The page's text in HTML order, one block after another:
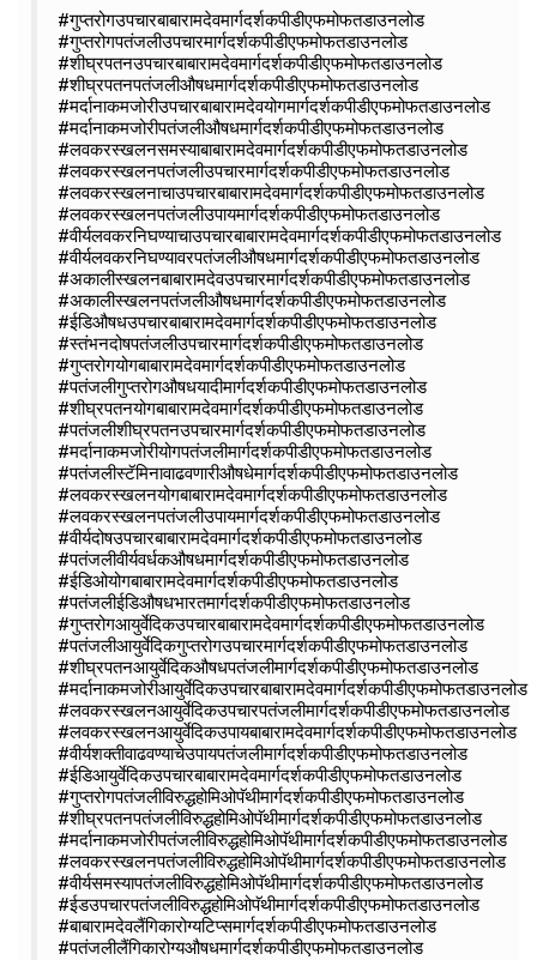
#गुप्तरोगउपचारबाबारामदेवमार्गदर्शकपीडीएफमोफतडाउनलोड
#गुप्तरोगपतंजलीउपचारमार्गदर्शकपीडीएफमोफतडाउनलोड
#शीघ्रपतनउपचारबाबारामदेवमार्गदर्शकपीडीएफमोफतडाउनलोड
#शीघ्रपतनपतंजलीऔषधमार्गदर्शकपीडीएफमोफतडाउनलोड
#मर्दानाकमजोरीउपचारबाबारामदेवयोगमार्गदर्शकपीडीएफमोफतडाउनलोड
#मर्दानाकमजोरीपतंजलीऔषधमार्गदर्शकपीडीएफमोफतडाउनलोड
#लवकरस्खलनसमस्याबाबारामदेवमार्गदर्शकपीडीएफमोफतडाउनलोड
#लवकरस्खलनपतंजलीउपचारमार्गदर्शकपीडीएफमोफतडाउनलोड
#लवकरस्खलनाचाउपचारबाबारामदेवमार्गदर्शकपीडीएफमोफतडाउनलोड
#लवकरस्खलनपतंजलीउपायमार्गदर्शकपीडीएफमोफतडाउनलोड
#वीर्यलवकरनिघण्याचाउपचारबाबारामदेवमार्गदर्शकपीडीएफमोफतडाउनलोड
#वीर्यलवकरनिघण्यावरपतंजलीऔषधमार्गदर्शकपीडीएफमोफतडाउनलोड
#अकालीस्खलनबाबारामदेवउपचारमार्गदर्शकपीडीएफमोफतडाउनलोड
#अकालीस्खलनपतंजलीऔषधमार्गदर्शकपीडीएफमोफतडाउनलोड
#ईडिऔषधउपचारबाबारामदेवमार्गदर्शकपीडीएफमोफतडाउनलोड
#स्तंभनदोषपतंजलीउपचारमार्गदर्शकपीडीएफमोफतडाउनलोड
#गुप्तरोगयोगबाबारामदेवमार्गदर्शकपीडीएफमोफतडाउनलोड
#पतंजलीगुप्तरोगऔषधयादीमार्गदर्शकपीडीएफमोफतडाउनलोड
#शीघ्रपतनयोगबाबारामदेवमार्गदर्शकपीडीएफमोफतडाउनलोड
#पतंजलीशीघ्रपतनउपचारमार्गदर्शकपीडीएफमोफतडाउनलोड
#मर्दानाकमजोरीयोगपतंजलीमार्गदर्शकपीडीएफमोफतडाउनलोड
#पतंजलीस्टॅमिनावाढवणारीऔषधेमार्गदर्शकपीडीएफमोफतडाउनलोड
#लवकरस्खलनयोगबाबारामदेवमार्गदर्शकपीडीएफमोफतडाउनलोड
#लवकरस्खलनपतंजलीउपायमार्गदर्शकपीडीएफमोफतडाउनलोड
#वीर्यदोषउपचारबाबारामदेवमार्गदर्शकपीडीएफमोफतडाउनलोड
#पतंजलीवीर्यवर्धकऔषधमार्गदर्शकपीडीएफमोफतडाउनलोड
#ईडिओयोगबाबारामदेवमार्गदर्शकपीडीएफमोफतडाउनलोड
#पतंजलीईडिऔषधभारतमार्गदर्शकपीडीएफमोफतडाउनलोड
#गुप्तरोगआयुर्वेदिकउपचारबाबारामदेवमार्गदर्शकपीडीएफमोफतडाउनलोड
#पतंजलीआयुर्वेदिकगुप्तरोगउपचारमार्गदर्शकपीडीएफमोफतडाउनलोड
#शीघ्रपतनआयुर्वेदिकऔषधपतंजलीमार्गदर्शकपीडीएफमोफतडाउनलोड
#मर्दानाकमजोरीआयुर्वेदिकउपचारबाबारामदेवमार्गदर्शकपीडीएफमोफतडाउनलोड
#लवकरस्खलनआयुर्वेदिकउपचारपतंजलीमार्गदर्शकपीडीएफमोफतडाउनलोड
#लवकरस्खलनआयुर्वेदिकउपायबाबारामदेवमार्गदर्शकपीडीएफमोफतडाउनलोड
#वीर्यशक्तीवाढवण्याचेउपायपतंजलीमार्गदर्शकपीडीएफमोफतडाउनलोड
#ईडिआयुर्वेदिकउपचारबाबारामदेवमार्गदर्शकपीडीएफमोफतडाउनलोड
#गुप्तरोगपतंजलीविरुद्धहोमिओपॅथीमार्गदर्शकपीडीएफमोफतडाउनलोड
#शीघ्रपतनपतंजलीविरुद्धहोमिओपॅथीमार्गदर्शकपीडीएफमोफतडाउनलोड
#मर्दानाकमजोरीपतंजलीविरुद्धहोमिओपॅथीमार्गदर्शकपीडीएफमोफतडाउनलोड
#लवकरस्खलनपतंजलीविरुद्धहोमिओपॅथीमार्गदर्शकपीडीएफमोफतडाउनलोड
#वीर्यसमस्यापतंजलीविरुद्धहोमिओपॅथीमार्गदर्शकपीडीएफमोफतडाउनलोड
#ईडउपचारपतंजलीविरुद्धहोमिओपॅथीमार्गदर्शकपीडीएफमोफतडाउनलोड
#बाबारामदेवलैंगिकारोग्यटिप्समार्गदर्शकपीडीएफमोफतडाउनलोड
#पतंजलीलैंगिकारोग्यऔषधमार्गदर्शकपीडीएफमोफतडाउनलोड